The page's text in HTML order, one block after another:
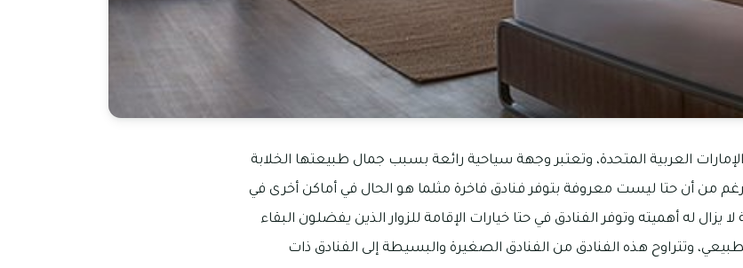
العربية المتحدة، وتعتبر وجهة سياحية رائعة بسبب جمال طبيعتها الخلابة
من أن حتا ليست معروفة بتوفر فنادق فاخرة مثلما هو الحال في أماكن أخرى في
يزال له أهميته وتوفر الفنادق في حتا خيارات الإقامة للزوار الذين يفضلون البقاء
وتتراوح هذه الفنادق من الفنادق الصغيرة والبسيطة إلى الفنادق ذات